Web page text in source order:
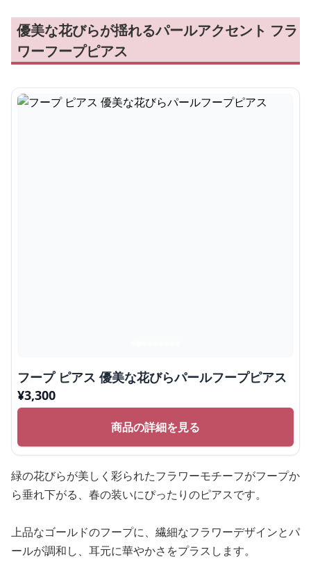
優美な花びらが揺れるパールアクセント フラ
ワーフープピアス
フープ ピアス 優美な花びらパールフープピアス
¥3,300
商品の詳細を見る
緑の花びらが美しく彩られたフラワーモチーフがフープか
ら垂れ下がる、春の装いにぴったりのピアスです。
上品なゴールドのフープに、繊細なフラワーデザインとパ
ールが調和し、耳元に華やかさをプラスします。